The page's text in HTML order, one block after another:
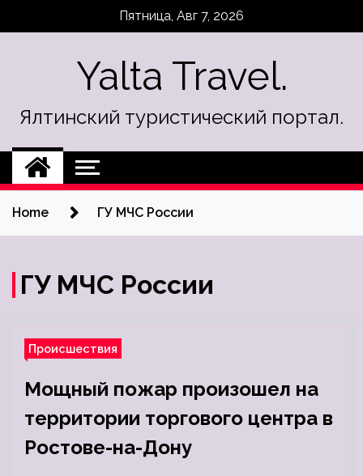
Пятница, Авг 7, 2026
Yalta Travel.
Ялтинский туристический портал.
Home ГУ МЧС России
ГУ МЧС России
Происшествия
Мощный пожар произошел на
территории торгового центра в
Ростове-на-Дону